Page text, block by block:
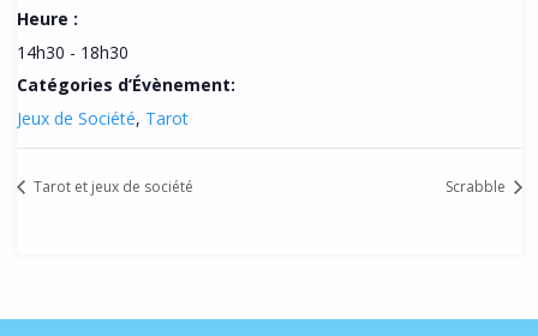
Heure :
14h30 - 18h30
Catégories d’Évènement:
Jeux de Société, Tarot
Tarot et jeux de société Scrabble